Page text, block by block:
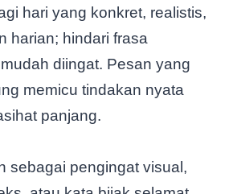
hari yang konkret, realistis,
harian; hindari frasa
diingat. Pesan yang
memicu tindakan nyata
panjang.
sebagai pengingat visual,